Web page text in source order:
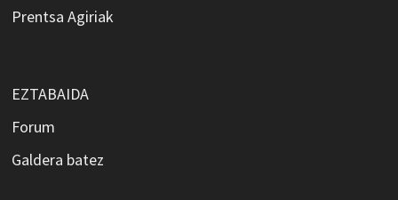
Prentsa Agiriak
EZTABAIDA
Forum
Galdera batez